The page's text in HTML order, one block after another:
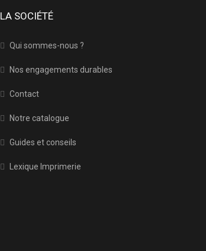
LA SOCIÉTÉ
Qui sommes-nous ?
Nos engagements durables
Contact
Notre catalogue
Guides et conseils
Lexique Imprimerie